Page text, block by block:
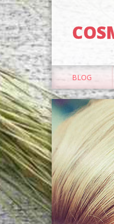
BLOG